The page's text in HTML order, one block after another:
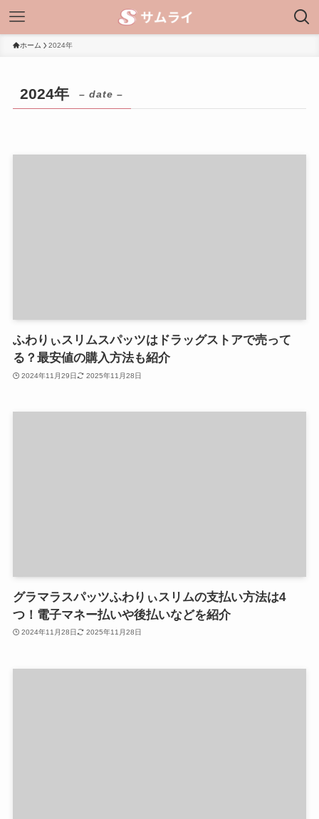
ホーム 2024年
2024年 – date –
ふわりぃスリムスパッツはドラッグストアで売って
る？最安値の購入方法も紹介
2024年11月29日 2025年11月28日
グラマラスパッツふわりぃスリムの支払い方法は4
つ！電子マネー払いや後払いなどを紹介
2024年11月28日 2025年11月28日